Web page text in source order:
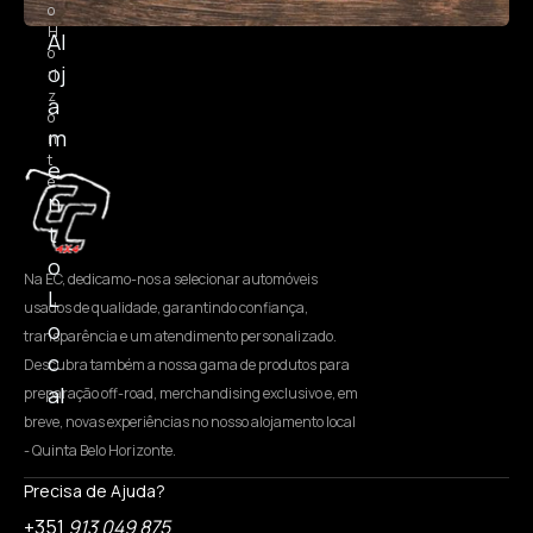
Al
oj
a
m
e
n
t
o
L
o
c
al
o
H
o
ri
z
o
n
t
e
Na EC, dedicamo-nos a selecionar automóveis
usados de qualidade, garantindo confiança,
transparência e um atendimento personalizado.
Descubra também a nossa gama de produtos para
preparação off-road, merchandising exclusivo e, em
breve, novas experiências no nosso alojamento local
- Quinta Belo Horizonte.
Precisa de Ajuda?
+351 913 049 875